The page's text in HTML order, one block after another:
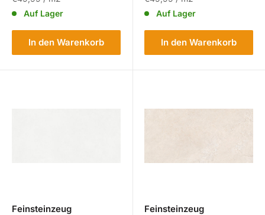
Auf Lager
In den Warenkorb
Auf Lager
In den Warenkorb
Feinsteinzeug
Feinsteinzeug